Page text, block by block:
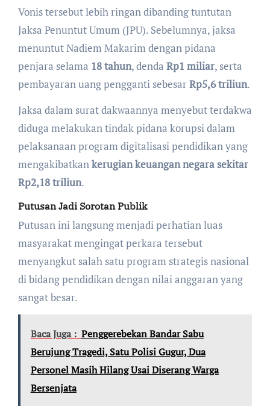
Vonis tersebut lebih ringan dibanding tuntutan
Jaksa Penuntut Umum (JPU). Sebelumnya, jaksa
menuntut Nadiem Makarim dengan pidana
penjara selama 18 tahun, denda Rp1 miliar, serta
pembayaran uang pengganti sebesarRp5,6 triliun.
Jaksa dalam surat dakwaannya menyebut terdakwa
diduga melakukan tindak pidana korupsi dalam
pelaksanaan program digitalisasi pendidikan yang
mengakibatkankerugian keuangan negara sekitar
Rp2,18 triliun.
Putusan Jadi Sorotan Publik
Putusan ini langsung menjadi perhatian luas
masyarakat mengingat perkara tersebut
menyangkut salah satu program strategis nasional
di bidang pendidikan dengan nilai anggaran yang
sangat besar.
Baca Juga : Penggerebekan Bandar Sabu
Berujung Tragedi, Satu Polisi Gugur, Dua
Personel Masih Hilang Usai Diserang Warga
Bersenjata